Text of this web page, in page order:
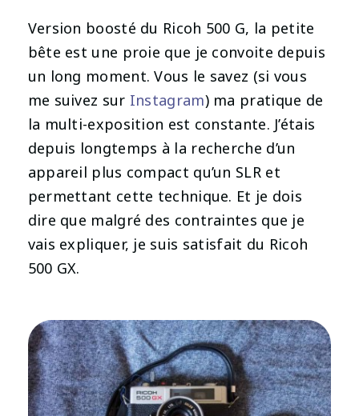
Version boosté du Ricoh 500 G, la petite
bête est une proie que je convoite depuis
un long moment. Vous le savez (si vous
me suivez sur Instagram) ma pratique de
la multi-exposition est constante. J’étais
depuis longtemps à la recherche d’un
appareil plus compact qu’un SLR et
permettant cette technique. Et je dois
dire que malgré des contraintes que je
vais expliquer, je suis satisfait du Ricoh
500 GX.